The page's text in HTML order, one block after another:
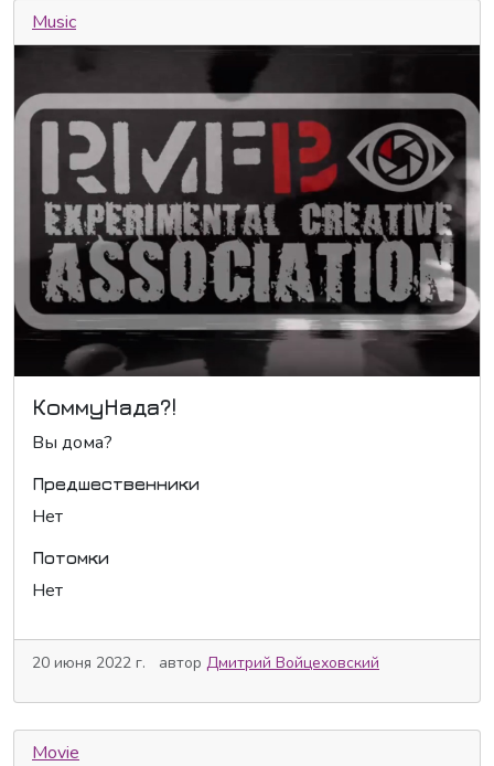
Music
КоммуНада?!
Вы дома?
Предшественники
Нет
Потомки
Нет
20 июня 2022 г. автор Дмитрий Войцеховский
Movie